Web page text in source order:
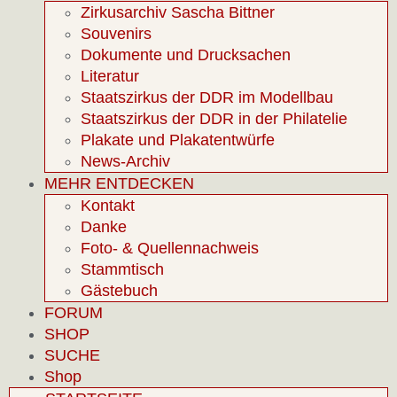
Zirkusarchiv Sascha Bittner
Souvenirs
Dokumente und Drucksachen
Literatur
Staatszirkus der DDR im Modellbau
Staatszirkus der DDR in der Philatelie
Plakate und Plakatentwürfe
News-Archiv
MEHR ENTDECKEN
Kontakt
Danke
Foto- & Quellennachweis
Stammtisch
Gästebuch
FORUM
SHOP
SUCHE
Shop